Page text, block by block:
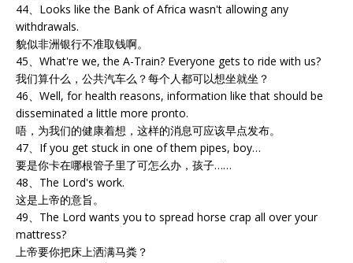
44、Looks like the Bank of Africa wasn't allowing any
withdrawals.
貌似非洲银行不准取钱啊。
45、What're we, the A-Train? Everyone gets to ride with us?
我们算什么，公共汽车么？每个人都可以想坐就坐？
46、Well, for health reasons, information like that should be
disseminated a little more pronto.
唔，为我们的健康着想，这样的消息可应该早点发布。
47、If you get stuck in one of them pipes, boy…
要是你卡在哪根管子里了可怎么办，孩子……
48、The Lord's work.
这是上帝的意旨。
49、The Lord wants you to spread horse crap all over your
mattress?
上帝要你把床上洒满马粪？